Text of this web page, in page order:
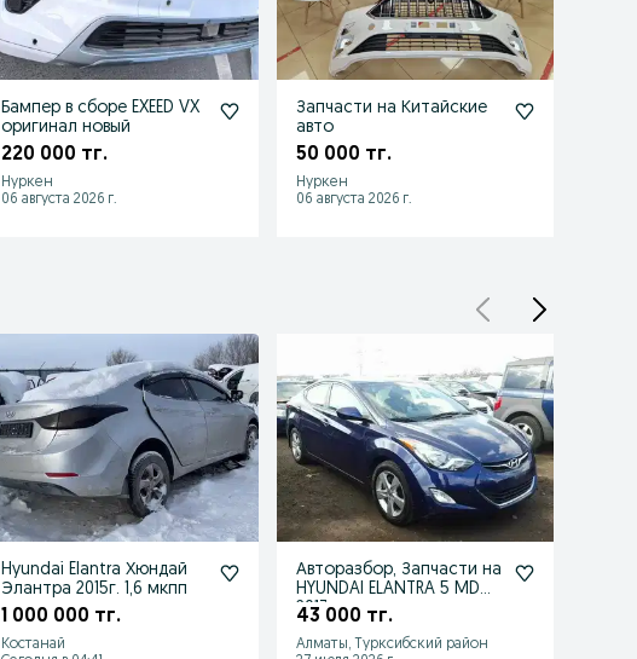
Бампер в сборе EXEED VX
оригинал новый
220 000 тг.
Нуркен
06 августа 2026 г.
Запчасти на Китайские
авто
50 000 тг.
Нуркен
06 августа 2026 г.
Hyundai Elantra Хюндай
Элантра 2015г. 1,6 мкпп
1 000 000 тг.
Костанай
Авторазбор, Запчасти на
HYUNDAI ELANTRA 5 MD
2013
43 000 тг.
Алматы, Турксибский район